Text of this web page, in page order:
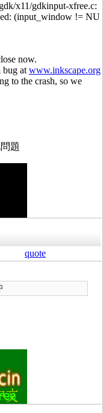
x11/gdkinput-xfree.c:
(input_window != NU
now.
bug atwww.inkscape.org
to the crash, so we
題
quote